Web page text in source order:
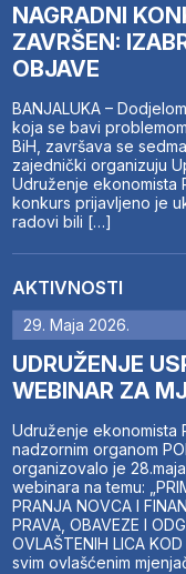
NAGRADNI
ZAVRŠEN:
OBJAVE
BANJALUKA –
koja se bavi
BiH, završava se
zajednički organizuju
Udruženje ekonomista
konkurs prijavljeno je
radovi bili […]
AKTIVNOSTI
29. Maja 2026.
UDRUŽENJE
WEBINAR ZA
Udruženje ekonomista
nadzornim organom
organizovalo je
webinara na temu:
PRANJA NOVCA I
PRAVA, OBAVEZE I
OVLAŠTENIH LICA
svim ovlašćenim